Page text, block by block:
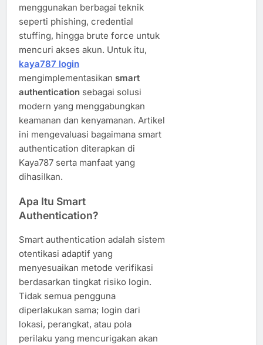
menggunakan berbagai teknik
seperti phishing, credential
stuffing, hingga brute force untuk
mencuri akses akun. Untuk itu,
kaya787 login
mengimplementasikan smart
authentication sebagai solusi
modern yang menggabungkan
keamanan dan kenyamanan. Artikel
ini mengevaluasi bagaimana smart
authentication diterapkan di
Kaya787 serta manfaat yang
dihasilkan.
Apa Itu Smart
Authentication?
Smart authentication adalah sistem
otentikasi adaptif yang
menyesuaikan metode verifikasi
berdasarkan tingkat risiko login.
Tidak semua pengguna
diperlakukan sama; login dari
lokasi, perangkat, atau pola
perilaku yang mencurigakan akan